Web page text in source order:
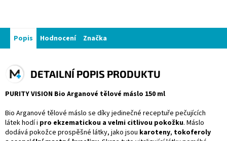
Popis Hodnocení Značka
DETAILNÍ POPIS PRODUKTU
PURITY VISION Bio Arganové tělové máslo 150 ml
Bio Arganové tělové máslo se díky jedinečné receptuře pečujících
látek hodí i pro ekzematickou a velmi citlivou pokožku. Máslo
dodává pokožce prospěšné látky, jako jsou karoteny, tokoferoly